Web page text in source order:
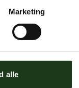
Marketing
alle
assistance.